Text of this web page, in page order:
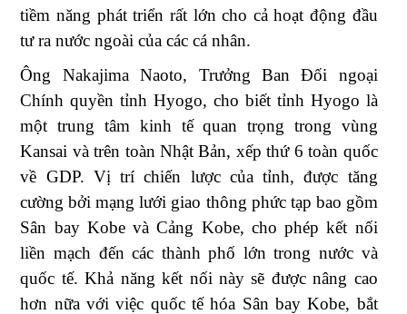
tiềm năng phát triển rất lớn cho cả hoạt động đầu
tư ra nước ngoài của các cá nhân.
Ông Nakajima Naoto, Trưởng Ban Đối ngoại
Chính quyền tỉnh Hyogo, cho biết tỉnh Hyogo là
một trung tâm kinh tế quan trọng trong vùng
Kansai và trên toàn Nhật Bản, xếp thứ 6 toàn quốc
về GDP. Vị trí chiến lược của tỉnh, được tăng
cường bởi mạng lưới giao thông phức tạp bao gồm
Sân bay Kobe và Cảng Kobe, cho phép kết nối
liền mạch đến các thành phố lớn trong nước và
quốc tế. Khả năng kết nối này sẽ được nâng cao
hơn nữa với việc quốc tế hóa Sân bay Kobe, bắt